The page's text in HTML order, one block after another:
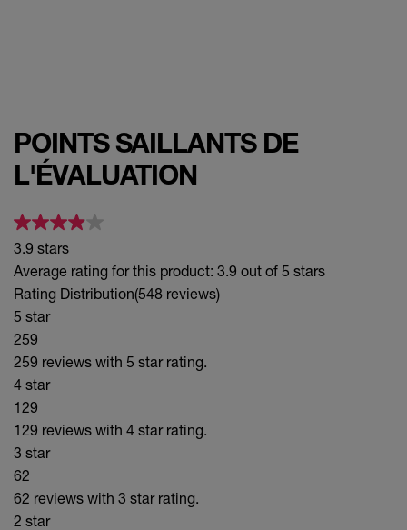
POINTS SAILLANTS DE
L'ÉVALUATION
3.9 stars
Average rating for this product: 3.9 out of 5 stars
Rating Distribution(548 reviews)
5 star
259
259 reviews with 5 star rating.
4 star
129
129 reviews with 4 star rating.
3 star
62
62 reviews with 3 star rating.
2 star